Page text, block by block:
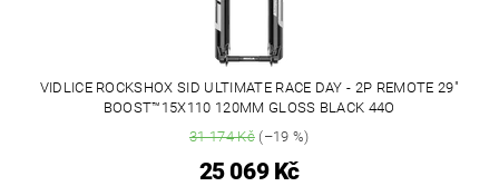
VIDLICE ROCKSHOX SID ULTIMATE RACE DAY - 2P REMOTE 29"
BOOST™15X110 120MM GLOSS BLACK 44O
31 174 Kč(–19 %)
25 069 Kč